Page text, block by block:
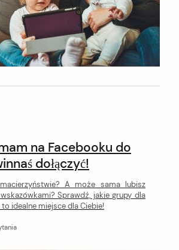
na Facebooku do
dołączyć!
A może sama lubisz
Sprawdź, jakie grupy dla
idealne miejsce dla Ciebie!